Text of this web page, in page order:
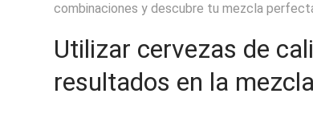
combinaciones y descubre tu mezcla
Utilizar cervezas de
resultados en la